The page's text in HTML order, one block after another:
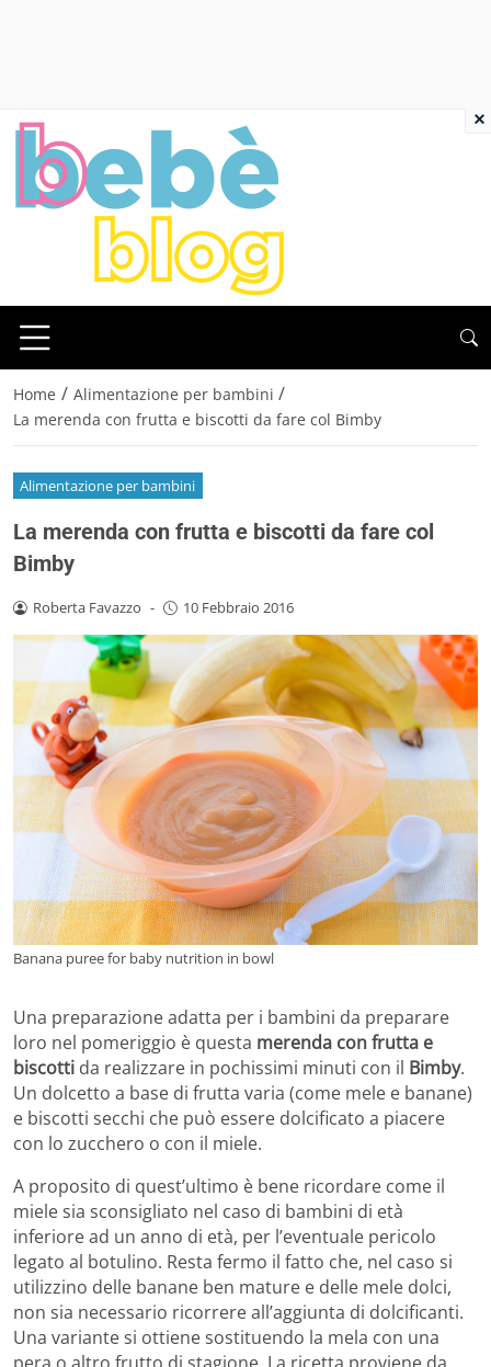
Home / Alimentazione per bambini /
La merenda con frutta e biscotti da fare col Bimby
Alimentazione per bambini
La merenda con frutta e biscotti da fare col
Bimby
Roberta Favazzo - 10 Febbraio 2016
Banana puree for baby nutrition in bowl
Una preparazione adatta per i bambini da preparare
loro nel pomeriggio è questa merenda con frutta e
biscotti da realizzare in pochissimi minuti con il Bimby.
Un dolcetto a base di frutta varia (come mele e banane)
e biscotti secchi che può essere dolcificato a piacere
con lo zucchero o con il miele.
A proposito di quest’ultimo è bene ricordare come il
miele sia sconsigliato nel caso di bambini di età
inferiore ad un anno di età, per l’eventuale pericolo
legato al botulino. Resta fermo il fatto che, nel caso si
utilizzino delle banane ben mature e delle mele dolci,
non sia necessario ricorrere all’aggiunta di dolcificanti.
Una variante si ottiene sostituendo la mela con una
×